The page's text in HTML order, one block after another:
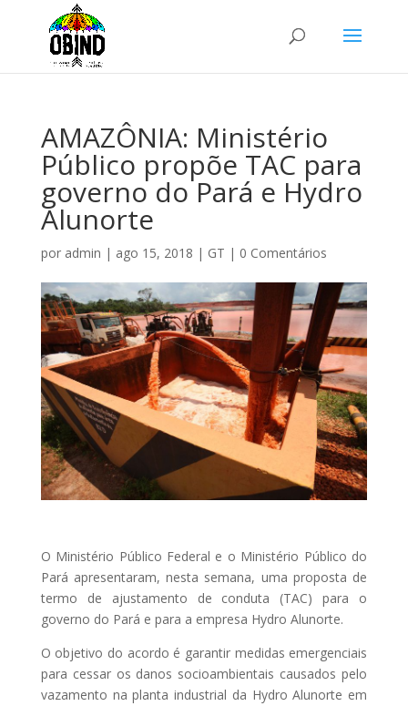
AMAZÔNIA: Ministério
Público propõe TAC para
governo do Pará e Hydro
Alunorte
por admin | ago 15, 2018 | GT | 0 Comentários
O Ministério Público Federal e o Ministério Público do
Pará apresentaram, nesta semana, uma proposta de
termo de ajustamento de conduta (TAC) para o
governo do Pará e para a empresa Hydro Alunorte.
O objetivo do acordo é garantir medidas emergenciais
para cessar os danos socioambientais causados pelo
vazamento na planta industrial da Hydro Alunorte em